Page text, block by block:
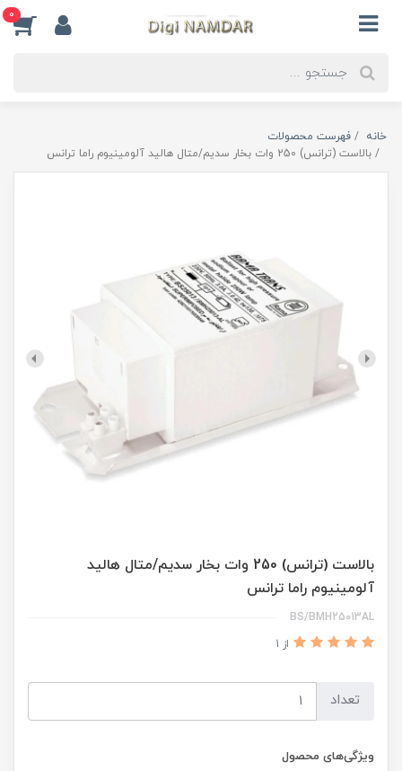
0
خانه
فهرست محصولات
بالاست (ترانس) 250 وات بخار سدیم/متال هالید آلومینیوم راما ترانس
بالاست (ترانس) 250 وات بخار سدیم/متال هالید
آلومینیوم راما ترانس
BS/BMH25013AL
از 1
تعداد
ویژگی‌های محصول